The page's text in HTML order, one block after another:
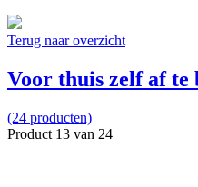
Terug naar overzicht
Voor thuis zelf af te
(24 producten)
Product 13 van 24